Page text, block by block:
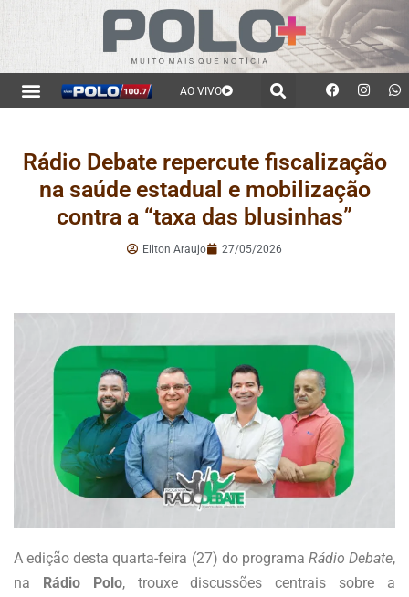
AO VIVO
Rádio Debate repercute fiscalização
na saúde estadual e mobilização
contra a “taxa das blusinhas”
Eliton Araujo 27/05/2026
A edição desta quarta-feira (27) do programa Rádio Debate,
na Rádio Polo, trouxe discussões centrais sobre a